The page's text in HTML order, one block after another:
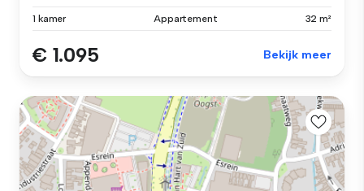
1 kamer Appartement 32 m²
€ 1.095 Bekijk meer